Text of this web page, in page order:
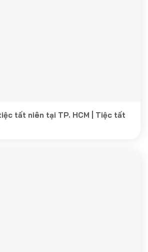
tất niên tại TP. HCM | Tiệc tất